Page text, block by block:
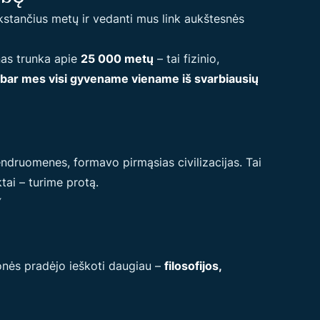
metų ir vedanti mus link aukštesnės
trunka apie 25 000 metų – tai fizinio,
mes visi gyvename viename iš svarbiausių
formavo pirmąsias civilizacijas. Tai
– turime protą.
pradėjo ieškoti daugiau – filosofijos,